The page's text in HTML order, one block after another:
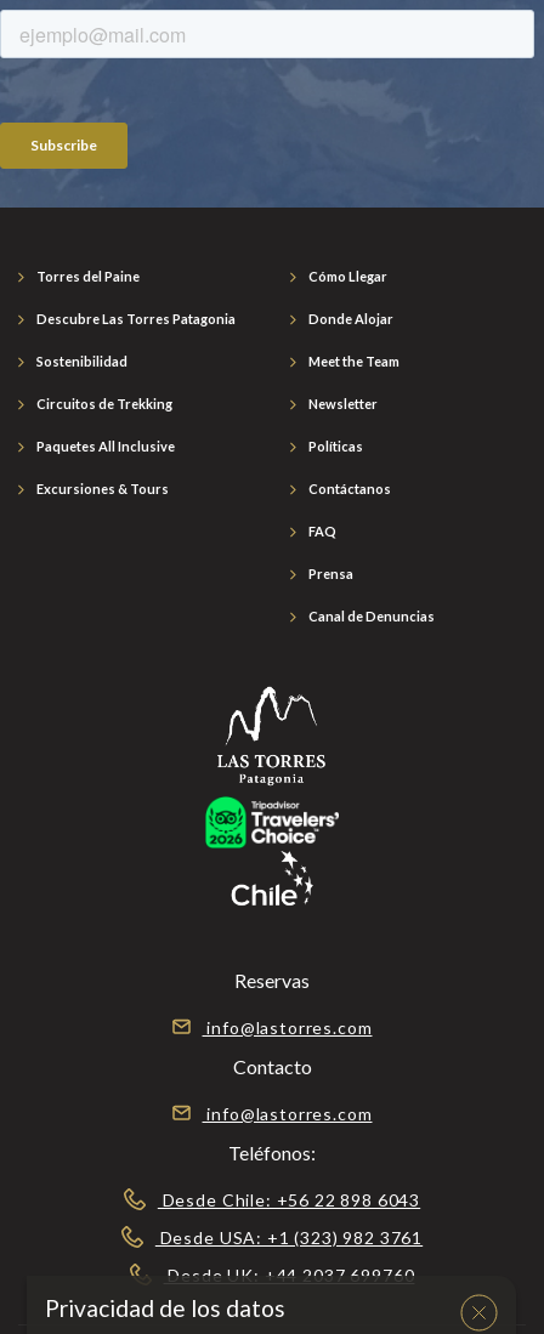
Torres del Paine
Descubre Las Torres Patagonia
Sostenibilidad
Circuitos de Trekking
Paquetes All Inclusive
Excursiones & Tours
Cómo Llegar
Donde Alojar
Meet the Team
Newsletter
Políticas
Contáctanos
FAQ
Prensa
Canal de Denuncias
Reservas
info@lastorres.com
Contacto
info@lastorres.com
Teléfonos:
Desde Chile: +56 22 898 6043
Desde USA: +1 (323) 982 3761
Desde UK: +44 2037 699760
Privacidad de los datos